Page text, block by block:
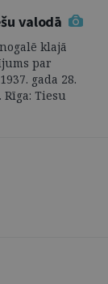
valodā
klajā
par
gada 28.
Tiesu